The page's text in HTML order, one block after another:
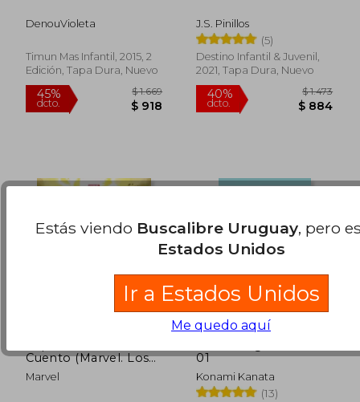
dcto. $ 757
45%
dcto.
DenouVioleta
Timun Mas Infantil, 2015, 2
Edición, Tapa Dura, Nuevo
J.S. Pinillos
(5)
Destino Infantil & Juvenil,
2021, Tapa Dura, Nuevo
Cuento (Marvel. Los
Vengadores)
Marvel
01
Konami Kanata
(13)
Estás viendo Buscalibre Uruguay, pero
Estados Unidos
Ir a Estados Unidos
Me quedo aquí